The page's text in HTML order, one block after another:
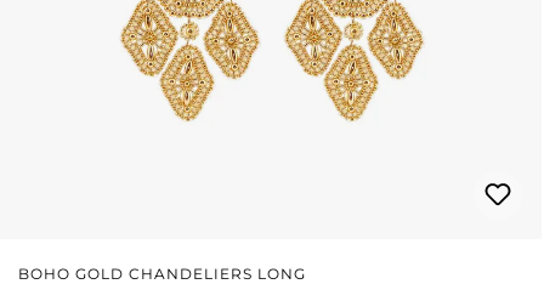
BOHO GOLD CHANDELIERS LONG